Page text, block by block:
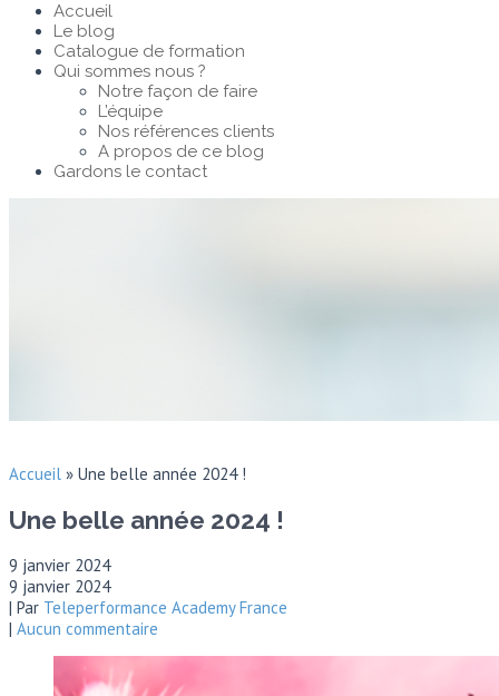
Accueil
Le blog
Catalogue de formation
Qui sommes nous ?
Notre façon de faire
L’équipe
Nos références clients
A propos de ce blog
Gardons le contact
Accueil » Une belle année 2024 !
Une belle année 2024 !
9 janvier 2024
9 janvier 2024
| Par Teleperformance Academy France
| Aucun commentaire